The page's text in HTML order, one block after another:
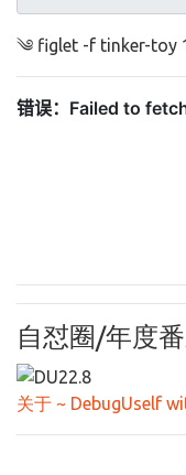
༄ figlet -f tinker-toy
自怼圈/年度
关于 ~ DebugUself